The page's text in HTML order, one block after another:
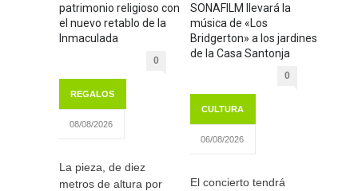
patrimonio religioso con
el nuevo retablo de la
Inmaculada
0
REGALOS
08/08/2026
La pieza, de diez
metros de altura por
SONAFILM llevará la
música de «Los
Bridgerton» a los jardines
de la Casa Santonja
0
CULTURA
06/08/2026
El concierto tendrá